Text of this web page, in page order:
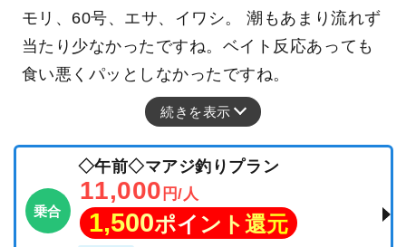
モリ、60号、エサ、イワシ。 潮もあまり流れず
当たり少なかったですね。ベイト反応あっても
食い悪くパッとしなかったですね。
続きを表示
乗合
◇午前◇マアジ釣りプラン
11,000 円/人
1,500ポイント還元